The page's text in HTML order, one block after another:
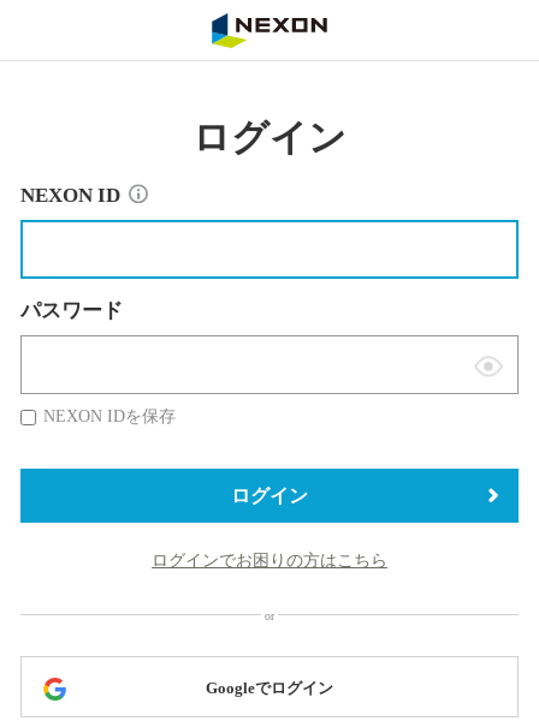
ログイン
NEXON ID
パスワード
表
替
NEXON IDを保存
ログイン
ログインでお困りの方はこちら
Googleでログイン